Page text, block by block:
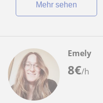
Mehr sehen
8€/h
Emely